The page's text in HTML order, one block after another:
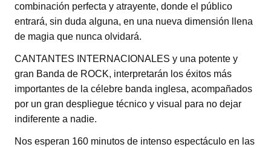
combinación perfecta y atrayente, donde el público
entrará, sin duda alguna, en una nueva dimensión llena
de magia que nunca olvidará.
CANTANTES INTERNACIONALES y una potente y
gran Banda de ROCK, interpretarán los éxitos más
importantes de la célebre banda inglesa, acompañados
por un gran despliegue técnico y visual para no dejar
indiferente a nadie.
Nos esperan 160 minutos de intenso espectáculo en las